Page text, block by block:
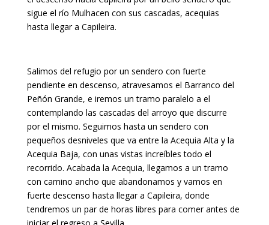
sigue el río Mulhacen con sus cascadas, acequias
hasta llegar a Capileira.
Salimos del refugio por un sendero con fuerte
pendiente en descenso, atravesamos el Barranco del
Peñón Grande, e iremos un tramo paralelo a el
contemplando las cascadas del arroyo que discurre
por el mismo. Seguimos hasta un sendero con
pequeños desniveles que va entre la Acequia Alta y la
Acequia Baja, con unas vistas increíbles todo el
recorrido. Acabada la Acequia, llegamos a un tramo
con camino ancho que abandonamos y vamos en
fuerte descenso hasta llegar a Capileira, donde
tendremos un par de horas libres para comer antes de